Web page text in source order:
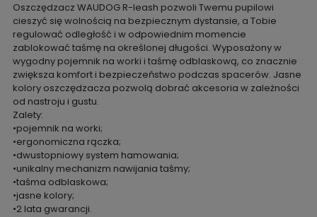
Oszczędzacz WAUDOG R-leash pozwoli Twemu pupilowi
cieszyć się wolnością na bezpiecznym dystansie, a Tobie
regulować odległość i w odpowiednim momencie
zablokować taśmę na określonej długości. Wyposażony w
wygodny pojemnik na worki i taśmę odblaskową, co znacznie
zwiększa komfort i bezpieczeństwo podczas spacerów. Jasne
kolory oszczędzacza pozwolą dobrać akcesoria w zależności
od nastroju i gustu.
Zalety:
•pojemnik na worki;
•ergonomiczna rączka;
•dwustopniowy system hamowania;
•unikalny mechanizm nawijania taśmy;
•taśma odblaskowa;
•jasne kolory;
•2 lata gwarancji.